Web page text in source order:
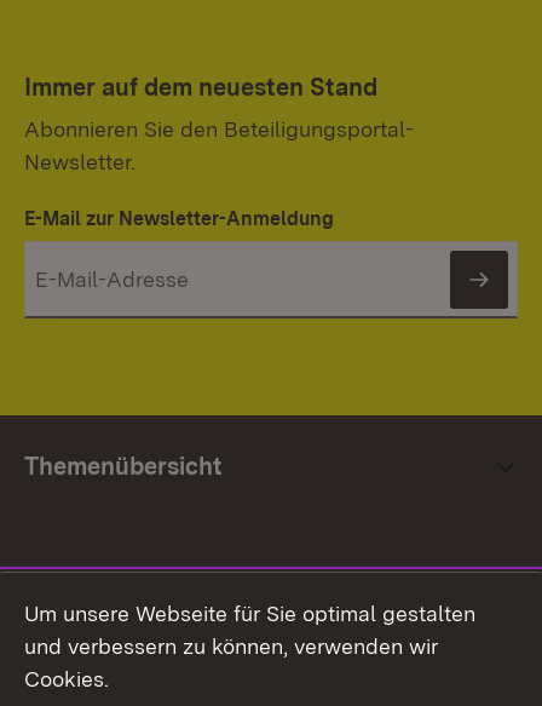
Immer auf dem neuesten Stand
Abonnieren Sie den Beteiligungsportal-
Newsletter.
E-Mail zur Newsletter-Anmeldung
Themenübersicht
Facebook
Um unsere Webseite für Sie optimal gestalten
und verbessern zu können, verwenden wir
Cookies.